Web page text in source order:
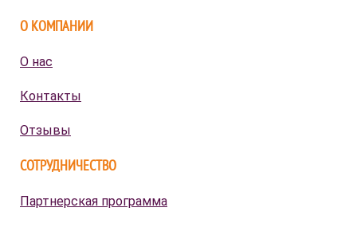
О КОМПАНИИ
О нас
Контакты
Отзывы
СОТРУДНИЧЕСТВО
Партнерская программа